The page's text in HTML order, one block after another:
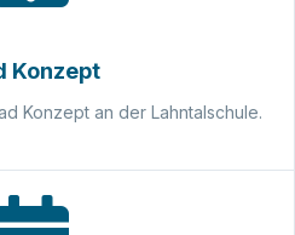
Konzept
Konzept an der Lahntalschule.